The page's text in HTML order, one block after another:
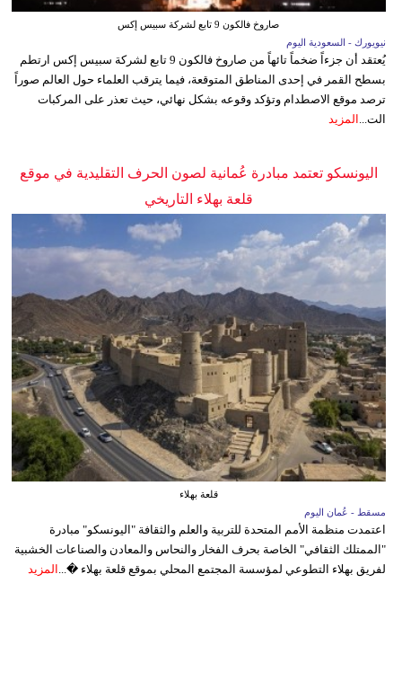
صاروخ فالكون 9 تابع لشركة سبيس إكس
نيويورك - السعودية اليوم
يُعتقد أن جزءاً ضخماً تائهاً من صاروخ فالكون 9 تابع لشركة سبيس إكس ارتطم
بسطح القمر في إحدى المناطق المتوقعة، فيما يترقب العلماء حول العالم صوراً
ترصد موقع الاصطدام وتؤكد وقوعه بشكل نهائي، حيث تعذر على المركبات
الت...
المزيد
اليونسكو تعتمد مبادرة عُمانية لصون الحرف التقليدية في موقع
قلعة بهلاء التاريخي
قلعة بهلاء
مسقط - عُمان اليوم
اعتمدت منظمة الأمم المتحدة للتربية والعلم والثقافة "اليونسكو" مبادرة
"الممتلك الثقافي" الخاصة بحرف الفخار والنحاس والمعادن والصناعات الخشبية
لفريق بهلاء التطوعي لمؤسسة المجتمع المحلي بموقع قلعة بهلاء �... المزيد